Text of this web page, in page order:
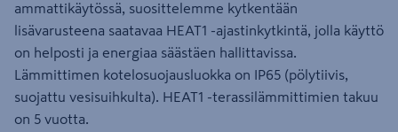
ammattikäytössä, suosittelemme kytkentään
lisävarusteena saatavaa HEAT1 -ajastinkytkintä, jolla käyttö
on helposti ja energiaa säästäen hallittavissa.
Lämmittimen kotelosuojausluokka on IP65 (pölytiivis,
suojattu vesisuihkulta). HEAT1 -terassilämmittimien takuu
on 5 vuotta.